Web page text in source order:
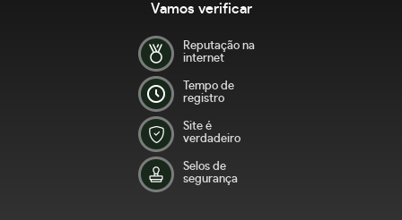
Vamos verificar
Reputação na
internet
Tempo de
registro
Site é
verdadeiro
Selos de
segurança